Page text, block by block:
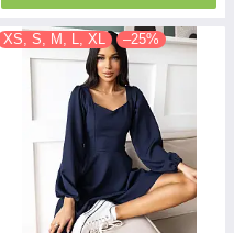
XS, S, M, L, XL –25%